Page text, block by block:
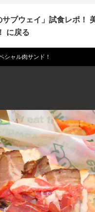
ブウェイ」試食レポ！
に戻る
シャル肉サンド！